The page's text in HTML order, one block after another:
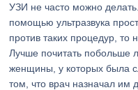
УЗИ не часто можно
помощью ультразвука
против таких процедур, то
Лучше почитать побольше
женщины, у которых была
том, что врач назначал им